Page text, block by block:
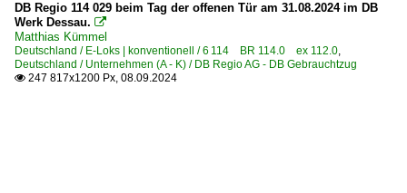
DB Regio 114 029 beim Tag der offenen Tür am 31.08.2024 im DB
Werk Dessau. 
Matthias Kümmel
Deutschland / E-Loks | konventionell / 6 114 BR 114.0 ex 112.0,
Deutschland / Unternehmen (A - K) / DB Regio AG - DB Gebrauchtzug
 247 817x1200 Px, 08.09.2024